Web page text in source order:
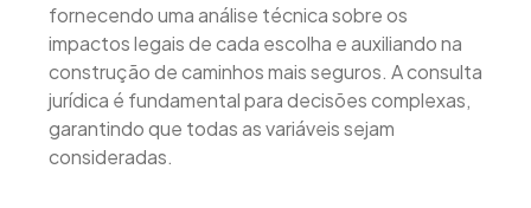
fornecendo uma análise técnica sobre os
impactos legais de cada escolha e auxiliando na
construção de caminhos mais seguros. A consulta
jurídica é fundamental para decisões complexas,
garantindo que todas as variáveis sejam
consideradas.